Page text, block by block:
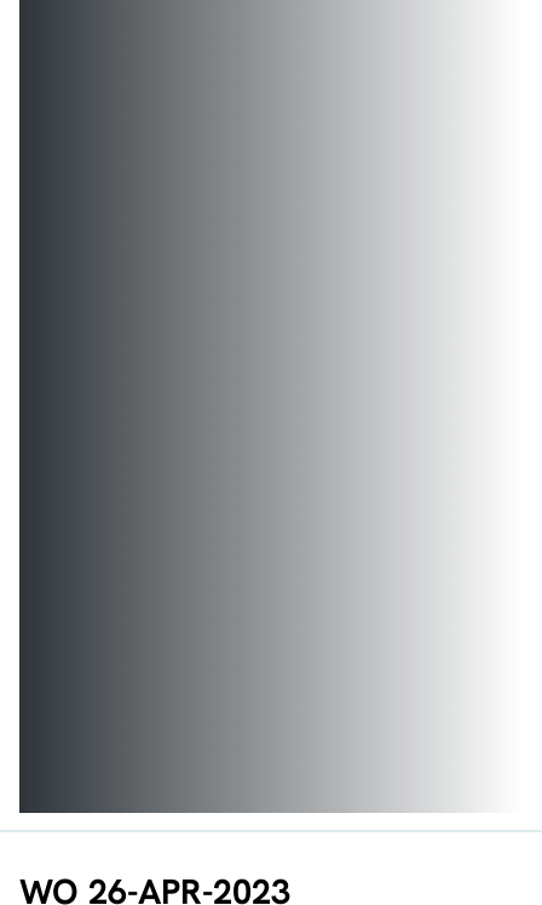
WO 26-APR-2023